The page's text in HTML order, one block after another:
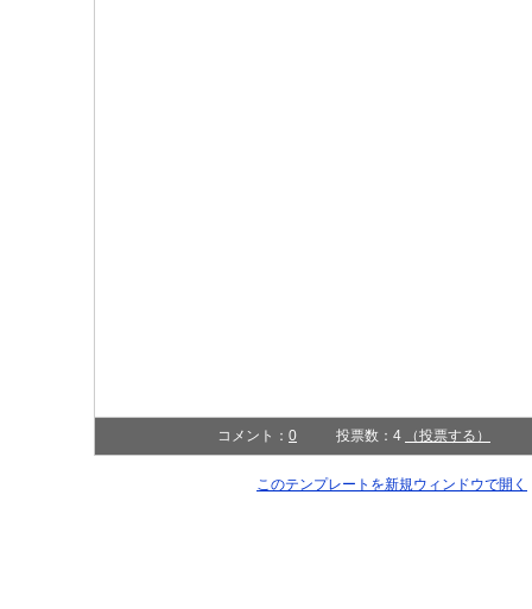
コメント： 0 投票数：4 （投票する）
このテンプレートを新規ウィンドウで開